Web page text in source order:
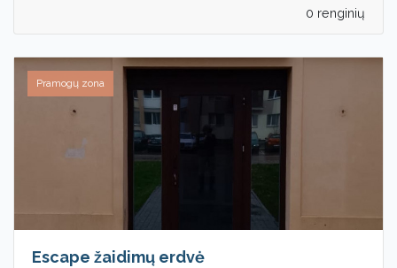
0 renginių
Pramogų zona
Escape žaidimų erdvė